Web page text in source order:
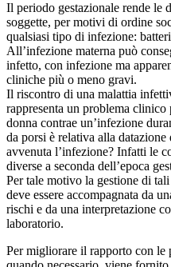
Il periodo gestazionale rende le
soggette, per motivi di ordine
qualsiasi tipo di infezione:
All’infezione materna può
infetto, con infezione ma
cliniche più o meno gravi.
Il riscontro di una malattia
rappresenta un problema
donna contrae un’infezione
da porsi è relativa alla
avvenuta l’infezione? Infatti le
diverse a seconda dell’epoca
Per tale motivo la gestione di
deve essere accompagnata da
rischi e da una interpretazione
laboratorio.
Per migliorare il rapporto con le